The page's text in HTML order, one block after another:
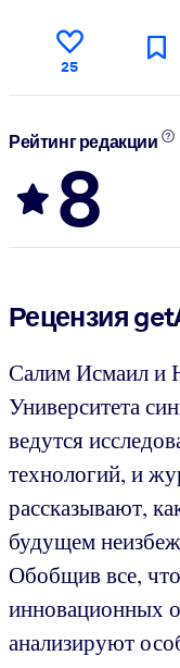
25
Рейтинг редакции
8
Рецензия
Салим Исмаил и
Университета
ведутся
технологий, и
рассказывают,
будущем
Обобщив все,
инновационных
анализируют